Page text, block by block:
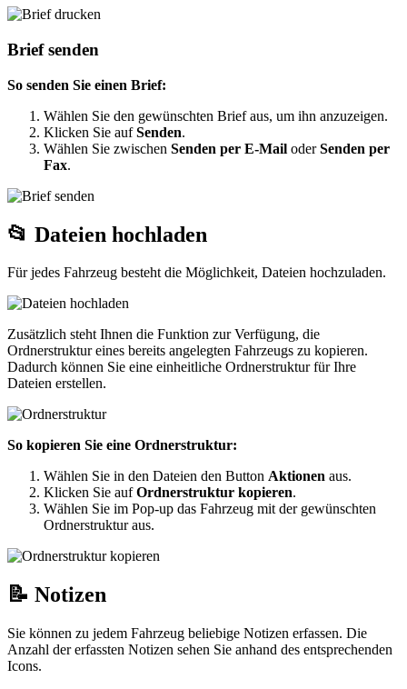
Brief senden
So senden Sie einen Brief:
Wählen Sie den gewünschten Brief aus, um ihn anzuzeigen.
Klicken Sie aufSenden.
Wählen Sie zwischen Senden per E-Mail oderSenden per
Fax.
📂 Dateien hochladen
Für jedes Fahrzeug besteht die Möglichkeit, Dateien hochzuladen.
Zusätzlich steht Ihnen die Funktion zur Verfügung, die
Ordnerstruktur eines bereits angelegten Fahrzeugs zu kopieren.
Dadurch können Sie eine einheitliche Ordnerstruktur für Ihre
Dateien erstellen.
So kopieren Sie eine Ordnerstruktur:
Wählen Sie in den Dateien den Button Aktionen aus.
Klicken Sie aufOrdnerstruktur kopieren.
Wählen Sie im Pop-up das Fahrzeug mit der gewünschten
Ordnerstruktur aus.
📝 Notizen
Sie können zu jedem Fahrzeug beliebige Notizen erfassen. Die
Anzahl der erfassten Notizen sehen Sie anhand des entsprechenden
Icons.